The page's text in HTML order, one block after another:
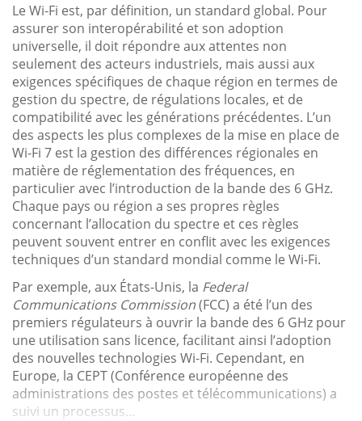
Le Wi-Fi est, par définition, un standard global. Pour
assurer son interopérabilité et son adoption
universelle, il doit répondre aux attentes non
seulement des acteurs industriels, mais aussi aux
exigences spécifiques de chaque région en termes de
gestion du spectre, de régulations locales, et de
compatibilité avec les générations précédentes. L’un
des aspects les plus complexes de la mise en place de
Wi-Fi 7 est la gestion des différences régionales en
matière de réglementation des fréquences, en
particulier avec l’introduction de la bande des 6 GHz.
Chaque pays ou région a ses propres règles
concernant l’allocation du spectre et ces règles
peuvent souvent entrer en conflit avec les exigences
techniques d’un standard mondial comme le Wi-Fi.
Par exemple, aux États-Unis, la Federal
Communications Commission(FCC) a été l’un des
premiers régulateurs à ouvrir la bande des 6 GHz pour
une utilisation sans licence, facilitant ainsi l’adoption
des nouvelles technologies Wi-Fi. Cependant, en
Europe, la CEPT (Conférence européenne des
administrations des postes et télécommunications) a
suivi un processus...